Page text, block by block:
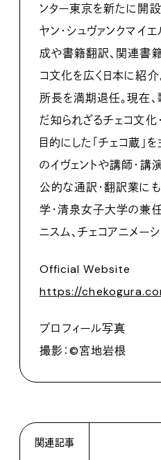
ンター東京を新たに開
ヤン・シュヴァンクマイ
成や書籍翻訳、関連書
コ文化を広く日本に紹介
所長を満期退任。現在
だ知られざるチェコ文
目的にした「チェコ蔵」
のイヴェントや講師・講
公的な通訳・翻訳業に
学・清泉女子大学の兼
ニスム、チェコアニメーシ
Official Website
https://
プロフィール写真
撮影：©︎宮地岩根
関連記事